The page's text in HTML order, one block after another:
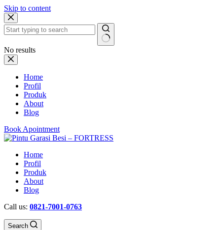
Skip to content
No results
Home
Profil
Produk
About
Blog
Book Apointment
Home
Profil
Produk
About
Blog
Call us: 0821-7001-0763
Search